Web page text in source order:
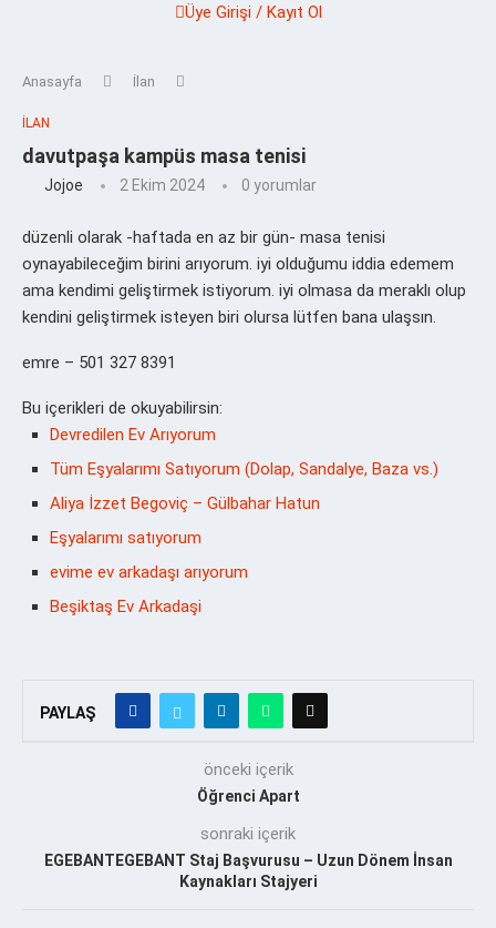
Üye Girişi / Kayıt Ol
Anasayfa İlan
İLAN
davutpaşa kampüs masa tenisi
Jojoe 2 Ekim 2024 0 yorumlar
düzenli olarak -haftada en az bir gün- masa tenisi
oynayabileceğim birini arıyorum. iyi olduğumu iddia edemem
ama kendimi geliştirmek istiyorum. iyi olmasa da meraklı olup
kendini geliştirmek isteyen biri olursa lütfen bana ulaşsın.
emre – 501 327 8391
Bu içerikleri de okuyabilirsin:
Devredilen Ev Arıyorum
Tüm Eşyalarımı Satıyorum (Dolap, Sandalye, Baza vs.)
Aliya İzzet Begoviç – Gülbahar Hatun
Eşyalarımı satıyorum
evime ev arkadaşı arıyorum
Beşiktaş Ev Arkadaşi
PAYLAŞ
önceki içerik
Öğrenci Apart
sonraki içerik
EGEBANTEGEBANT Staj Başvurusu – Uzun Dönem İnsan
Kaynakları Stajyeri